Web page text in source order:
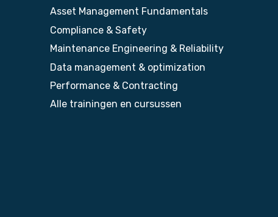
Asset Management Fundamentals
Compliance & Safety
Maintenance Engineering & Reliability
Data management & optimization
Performance & Contracting
Alle trainingen en cursussen